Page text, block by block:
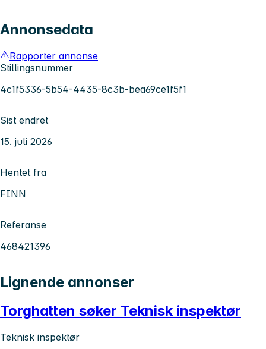
Annonsedata
Rapporter annonse
Stillingsnummer
4c1f5336-5b54-4435-8c3b-bea69ce1f5f1
Sist endret
15. juli 2026
Hentet fra
FINN
Referanse
468421396
Lignende annonser
Torghatten søker Teknisk inspektør
Teknisk inspektør